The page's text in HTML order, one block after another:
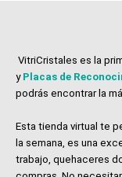
VitriCristales es la
y Placas de
podrás encontrar la
Esta tienda virtual te
la semana, es una
trabajo, quehaceres